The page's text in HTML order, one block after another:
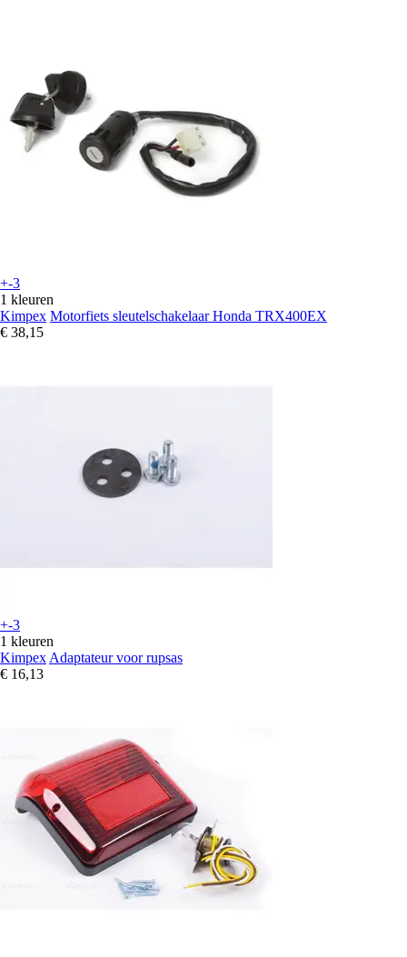
+-3
1 kleuren
Kimpex Motorfiets sleutelschakelaar Honda TRX400EX
€ 38,15
+-3
1 kleuren
Kimpex Adaptateur voor rupsas
€ 16,13